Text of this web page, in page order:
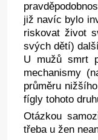
již navíc bylo
riskovat život
svých dětí)
U mužů smrt
mechanismy
průměru
fígly tohoto
Otázkou
třeba u žen